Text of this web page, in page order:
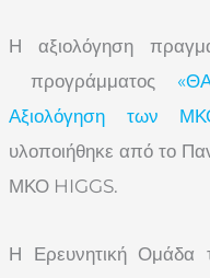
Η αξιολόγηση
προγράμματος
Αξιολόγηση των
υλοποιήθηκε από το
ΜΚΟ HIGGS.
Η Ερευνητική Ομάδα